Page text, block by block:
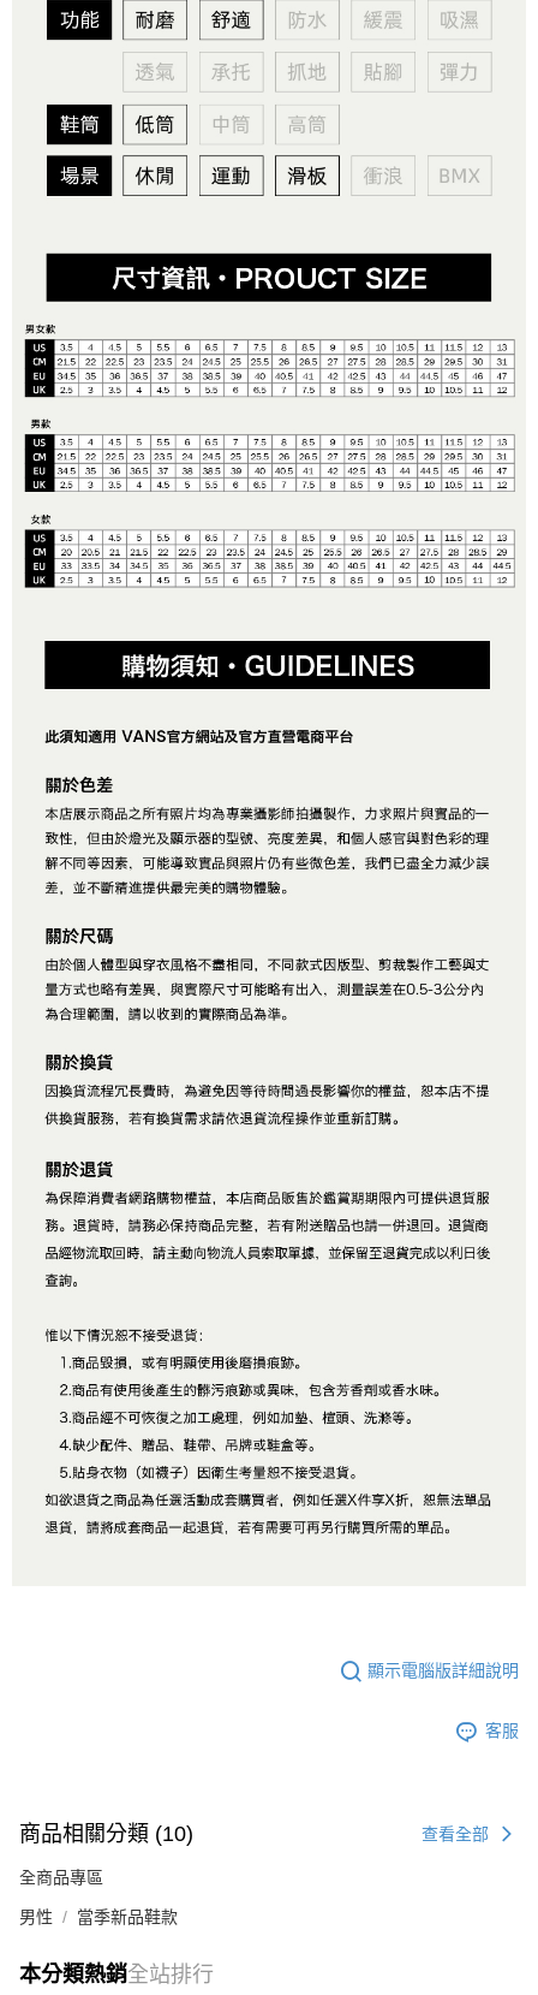
顯示電腦版詳細說明
客服
商品相關分類 (10) 查看全部
全商品專區
男性 當季新品鞋款
本分類熱銷全站排行